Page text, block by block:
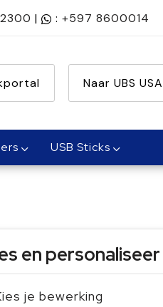
| : +597 8600014
Naar UBS USA
USB Sticks
en personaliseer
je bewerking